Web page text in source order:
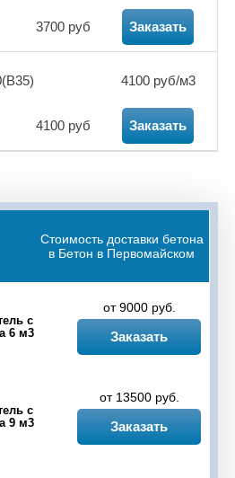
3700 руб Заказать
4100 руб/м3
4100 руб Заказать
Стоимость доставки бетона
в Бетон в Первомайском
с
6 м3
от 9000 руб.
Заказать
с
9 м3
от 13500 руб.
Заказать